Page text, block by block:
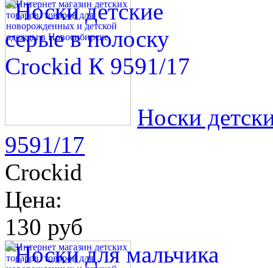
Носки
9591/17
Crockid
Цена:
130 руб